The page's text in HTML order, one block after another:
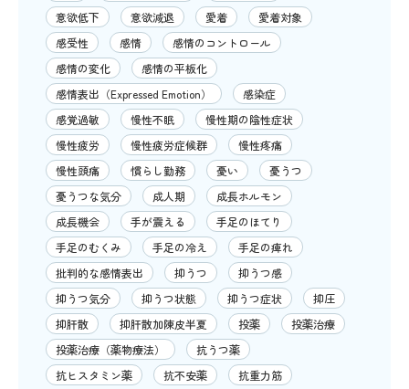
意欲低下
意欲減退 愛着
愛着対象
感受性
感情
感情のコントロール
感情の変化
感情の平板化
感情表出（Expressed Emotion）
感染症
感覚過敏
慢性不眠
慢性期の陰性症状
慢性疲労
慢性疲労症候群
慢性疼痛
慢性頭痛
慣らし勤務 憂い
憂うつ
憂うつな気分
成人期
成長ホルモン
成長機会
手が震える
手足のほてり
手足のむくみ
手足の冷え
手足の痺れ
批判的な感情表出
抑うつ
抑うつ感
抑うつ気分
抑うつ状態 抑うつ症状
抑圧
抑肝散
抑肝散加陳皮半夏 投薬
投薬治療
投薬治療（薬物療法）
抗うつ薬
抗ヒスタミン薬
抗不安薬
抗重力筋